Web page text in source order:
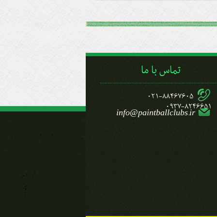
تماس با ما
021-88467605
0937-8246651
info@paintballclubs.ir